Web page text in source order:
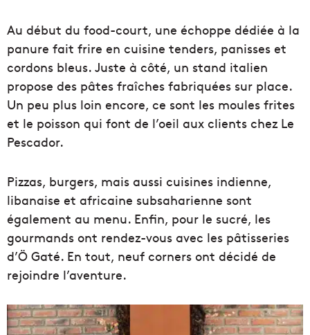
Au début du food-court, une échoppe dédiée à la
panure fait frire en cuisine tenders, panisses et
cordons bleus. Juste à côté, un stand italien
propose des pâtes fraîches fabriquées sur place.
Un peu plus loin encore, ce sont les moules frites
et le poisson qui font de l’oeil aux clients chez Le
Pescador.
Pizzas, burgers, mais aussi cuisines indienne,
libanaise et africaine subsaharienne sont
également au menu. Enfin, pour le sucré, les
gourmands ont rendez-vous avec les pâtisseries
d’Ö Gaté. En tout, neuf corners ont décidé de
rejoindre l’aventure.